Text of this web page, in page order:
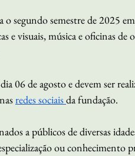
segundo semestre de 2025
e visuais, música e oficinas de
06 de agosto e devem ser
redes sociais da fundação.
a públicos de diversas
ou conhecimento